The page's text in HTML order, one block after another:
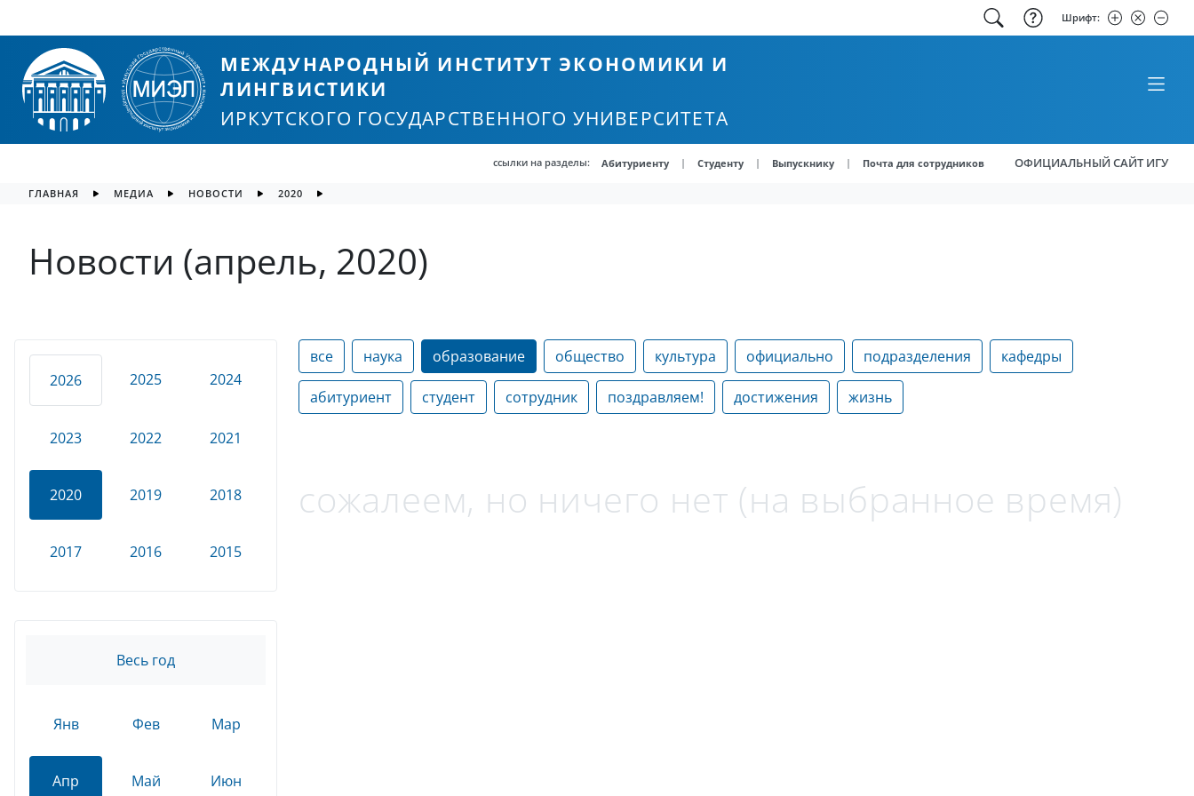
Шрифт:
МЕЖДУНАРОДНЫЙ ИНСТИТУТ ЭКОНОМИКИ И
ЛИНГВИСТИКИ
ИРКУТСКОГО ГОСУДАРСТВЕННОГО УНИВЕРСИТЕТА
ссылки на разделы: Абитуриенту | Студенту | Выпускнику | Почта для сотрудников ОФИЦИАЛЬНЫЙ САЙТ ИГУ
ГЛАВНАЯ МЕДИА НОВОСТИ 2020
Новости (апрель, 2020)
2026 2025 2024
2023 2022 2021
2020 2019 2018
2017 2016 2015
Весь год
Янв Фев Мар
Апр Май Июн
все наука образование общество культура официально подразделения кафедры
абитуриент студент сотрудник поздравляем! достижения жизнь
сожалеем, но ничего нет (на выбранное время)